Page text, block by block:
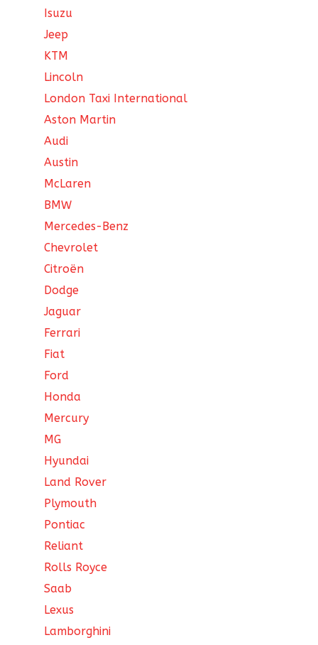
Isuzu
Jeep
KTM
Lincoln
London Taxi International
Aston Martin
Audi
Austin
McLaren
BMW
Mercedes-Benz
Chevrolet
Citroën
Dodge
Jaguar
Ferrari
Fiat
Ford
Honda
Mercury
MG
Hyundai
Land Rover
Plymouth
Pontiac
Reliant
Rolls Royce
Saab
Lexus
Lamborghini